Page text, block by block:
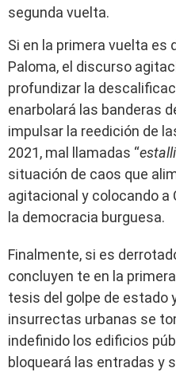
segunda vuelta.
Si en la primera vuelta es
Paloma, el discurso
profundizar la
enarbolará las banderas
impulsar la reedición de
2021, mal llamadas “
situación de caos que
agitacional y colocando a
la democracia burguesa.
Finalmente, si es
concluyen te en la
tesis del golpe de estado
insurrectas urbanas se
indefinido los edificios
bloqueará las entradas y